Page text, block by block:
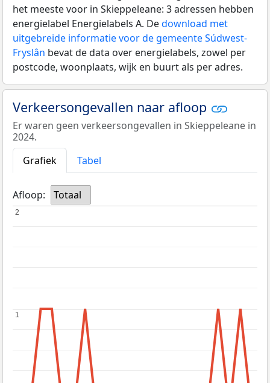
het meeste voor in Skieppeleane: 3 adressen hebben
energielabel Energielabels A. Dedownload met
uitgebreide informatie voor de gemeente Súdwest-
Fryslân bevat de data over energielabels, zowel per
postcode, woonplaats, wijk en buurt als per adres.
Verkeersongevallen naar afloop
Er waren geen verkeersongevallen in Skieppeleane in
2024.
Grafiek
Tabel
Afloop: Totaal
1
1
2
2